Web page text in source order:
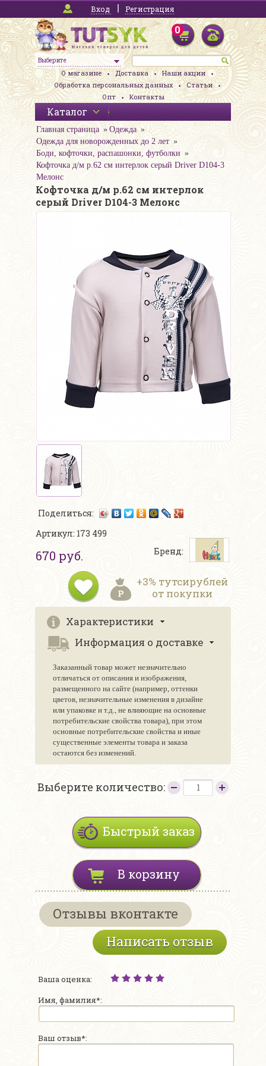
Вход Регистрация
Выберите
0
О магазине Доставка
Наши акции
Обработка персональных данных
Статьи
Опт
Контакты
Каталог
Главная страница
Одежда
Одежда для новорожденных до 2 лет
Боди, кофточки, распашонки, футболки
Кофточка д/м р.62 см интерлок серый Driver D104-3
Мелонс
Кофточка д/м р.62 см интерлок
серый Driver D104-3 Мелонс
Поделиться:
Артикул: 173 499
670 руб. Бренд:
+3% тутсирублей
от покупки
Характеристики
Информация о доставке
Заказанный товар может незначительно
отличаться от описания и изображения,
размещенного на сайте (например, оттенки
цветов, незначительные изменения в дизайне
или упаковке и т.д., не влияющие на основные
потребительские свойства товара), при этом
основные потребительские свойства и иные
существенные элементы товара и заказа
остаются без изменений.
Выберите количество:
Быстрый заказ
В корзину
Отзывы вконтакте
Написать отзыв
Ваша оценка:
Имя, фамилия*:
Ваш отзыв*: